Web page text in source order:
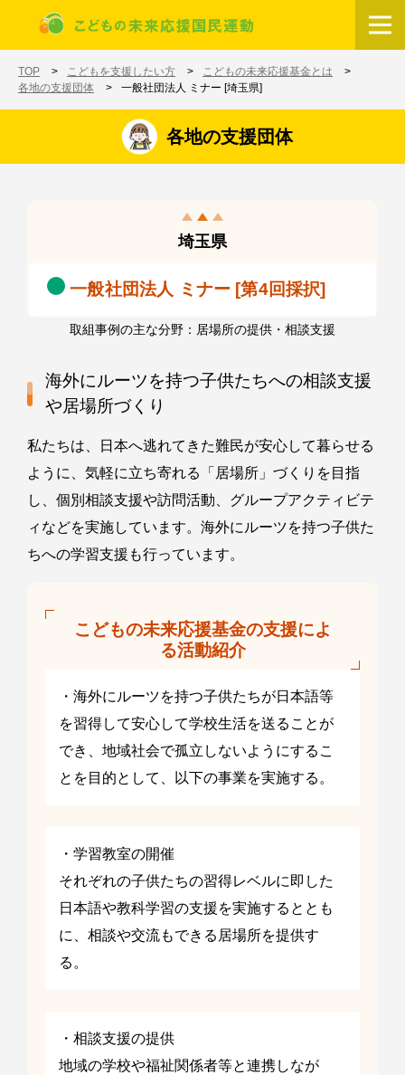
メインコンテンツに移動
TOP こどもを支援したい方
こどもの未来応援基金とは
各地の支援団体
一般社団法人 ミナー [埼玉県]
各地の支援団体
埼玉県
一般社団法人 ミナー [第4回採択]
取組事例の主な分野：居場所の提供・相談支援
海外にルーツを持つ子供たちへの相談支援
や居場所づくり
私たちは、日本へ逃れてきた難民が安心して暮らせる
ように、気軽に立ち寄れる「居場所」づくりを目指
し、個別相談支援や訪問活動、グループアクティビテ
ィなどを実施しています。海外にルーツを持つ子供た
ちへの学習支援も行っています。
こどもの未来応援基金の支援によ
る活動紹介
・海外にルーツを持つ子供たちが日本語等
を習得して安心して学校生活を送ることが
でき、地域社会で孤立しないようにするこ
とを目的として、以下の事業を実施する。
・学習教室の開催
それぞれの子供たちの習得レベルに即した
日本語や教科学習の支援を実施するととも
に、相談や交流もできる居場所を提供す
る。
・相談支援の提供
地域の学校や福祉関係者等と連携しなが